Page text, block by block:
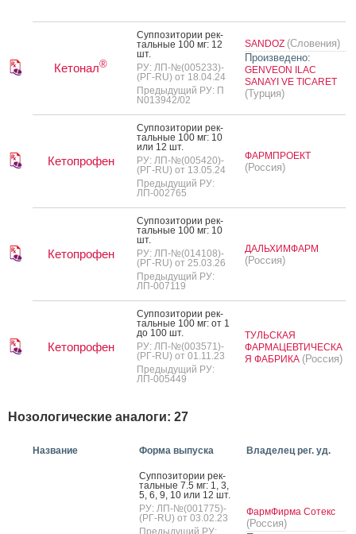
Кетонал®
Суп­по­зито­рии рек­
таль­ные 100 мг: 12
шт.
РУ: ЛП-№(005233)-
(РГ-RU) от 18.04.24
Предыдущий РУ: П
N013942/02
SANDOZ (Словения)
Произведено:
GENVEON ILAC
SANAYI VE TICARET
(Турция)
Кетопрофен
Суп­по­зито­рии рек­
таль­ные 100 мг: 10
или 12 шт.
РУ: ЛП-№(005420)-
(РГ-RU) от 13.05.24
Предыдущий РУ:
ЛП-002765
ФАРМПРОЕКТ
(Россия)
Кетопрофен
Суп­по­зито­рии рек­
таль­ные 100 мг: 10
шт.
РУ: ЛП-№(014108)-
(РГ-RU) от 25.03.26
Предыдущий РУ:
ЛП-007119
ДАЛЬХИМФАРМ
(Россия)
Кетопрофен
Суп­по­зито­рии рек­
таль­ные 100 мг: от 1
до 100 шт.
РУ: ЛП-№(003571)-
(РГ-RU) от 01.11.23
Предыдущий РУ:
ЛП-005449
ТУЛЬСКАЯ
ФАРМАЦЕВТИЧЕСКА
Я ФАБРИКА (Россия)
Нозологические аналоги: 27
Название Форма выпуска Владелец рег. уд.
Суп­по­зито­рии рек­
таль­ные 7.5 мг: 1, 3,
5, 6, 9, 10 или 12 шт.
РУ: ЛП-№(001775)-
(РГ-RU) от 03.02.23
Предыдущий РУ:
ФармФирма Сотекс
(Россия)